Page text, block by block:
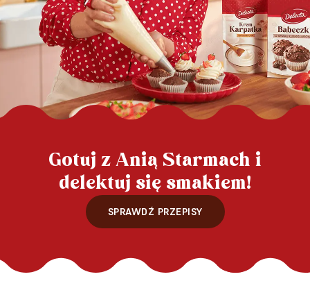
Gotuj z Anią Starmach i
delektuj się smakiem!
SPRAWDŹ PRZEPISY